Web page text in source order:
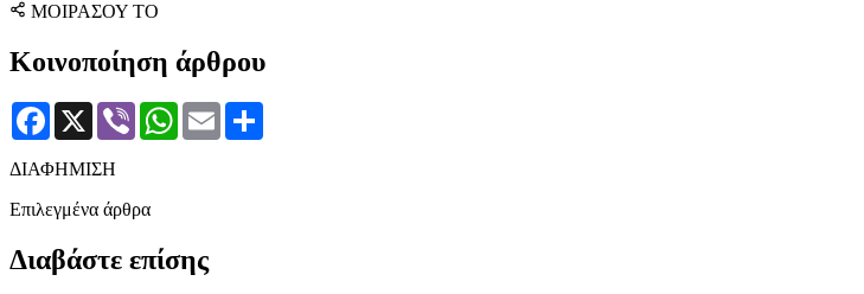
ΜΟΙΡΑΣΟΥ ΤΟ
Κοινοποίηση άρθρου
Facebook
X Viber WhatsApp
Email
ΔΙΑΦΗΜΙΣΗ
Επιλεγμένα άρθρα
Διαβάστε επίσης